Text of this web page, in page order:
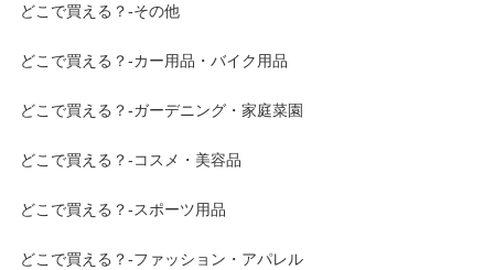
どこで買える？-その他
どこで買える？-カー用品・バイク用品
どこで買える？-ガーデニング・家庭菜園
どこで買える？-コスメ・美容品
どこで買える？-スポーツ用品
どこで買える？-ファッション・アパレル